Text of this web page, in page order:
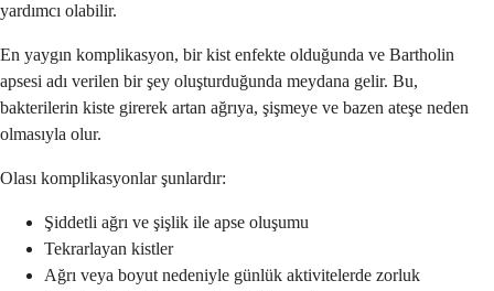
yardımcı olabilir.
En yaygın komplikasyon, bir kist enfekte olduğunda ve Bartholin
apsesi adı verilen bir şey oluşturduğunda meydana gelir. Bu,
bakterilerin kiste girerek artan ağrıya, şişmeye ve bazen ateşe neden
olmasıyla olur.
Olası komplikasyonlar şunlardır:
Şiddetli ağrı ve şişlik ile apse oluşumu
Tekrarlayan kistler
Ağrı veya boyut nedeniyle günlük aktivitelerde zorluk